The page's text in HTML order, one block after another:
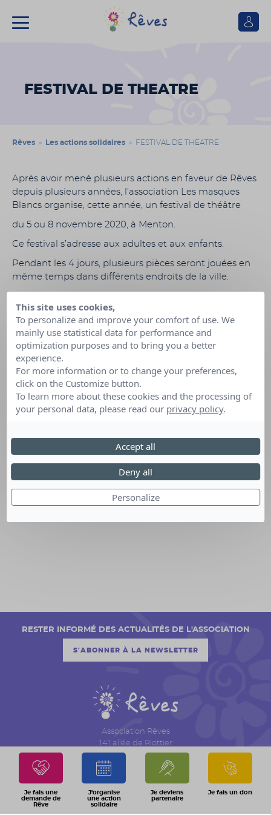
Se
FESTIVAL DE THEATRE
Je fais une
demande de
Rêve
J'organise
une action
solidaire
Je deviens
partenaire
Je fais un don
Rêves » Les actions solidaires » FESTIVAL DE THEATRE
Après avoir mené plusieurs actions en faveur de Rêves
depuis plusieurs années, l’association Les masques
Blancs organise, cette année, un festival de théâtre
du 5 ou 8 novembre 2020, à Menton.
Ce festival s’adresse aux adultes et aux enfants.
Pendant les 4 jours, plusieurs pièces seront jouées en
même temps dans différents endroits de la ville.
Date :05 au 08 novembre 2020
Lieu : MENTON (Alpes-Maritimes)
Association Rêves
141 allée de Riottier
CS 7007 – Limas
69651 Villefranche sur Saône Cedex
04 74 06 30 00
RESTER INFORMÉ DES ACTUALITÉS DE L'ASSOCIATION
S'ABONNER À LA NEWSLETTER
This site uses cookies,
To personalize and improve your comfort of use. We
mainly use statistical data for performance and
optimization purposes and to bring you a better
experience.
For more information or to change your preferences,
click on the Customize button.
To learn more about these cookies and the processing of
your personal data, please read our privacy policy.
Personalize
Deny all
Accept all